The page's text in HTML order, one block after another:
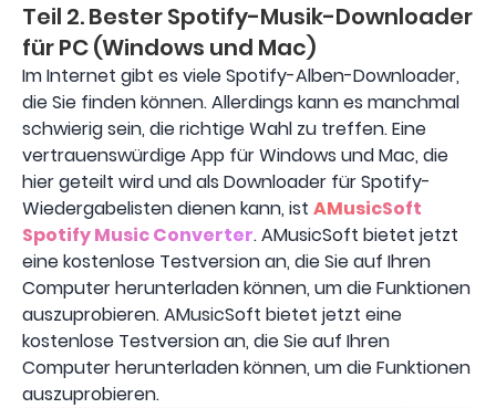
Teil 2. Bester Spotify-Musik-Downloader
für PC (Windows und Mac)
Im Internet gibt es viele Spotify-Alben-Downloader,
die Sie finden können. Allerdings kann es manchmal
schwierig sein, die richtige Wahl zu treffen. Eine
vertrauenswürdige App für Windows und Mac, die
hier geteilt wird und als Downloader für Spotify-
Wiedergabelisten dienen kann, ist AMusicSoft
Spotify Music Converter. AMusicSoft bietet jetzt
eine kostenlose Testversion an, die Sie auf Ihren
Computer herunterladen können, um die Funktionen
auszuprobieren. AMusicSoft bietet jetzt eine
kostenlose Testversion an, die Sie auf Ihren
Computer herunterladen können, um die Funktionen
auszuprobieren.